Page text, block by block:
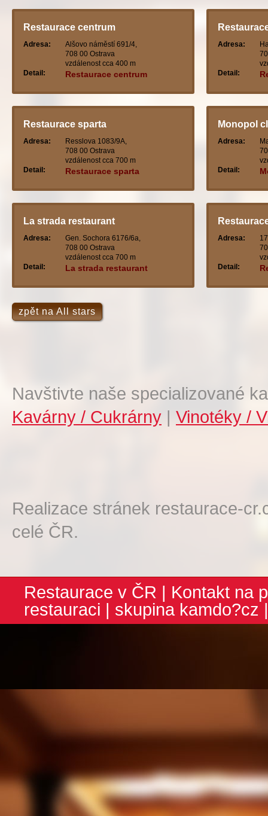
Restaurace centrum
Adresa:
Alšovo náměstí 691/4,
708 00 Ostrava
vzdálenost cca 400 m
Detail:
Restaurace centrum
Adresa:
Detail:
Restaurace sparta
Adresa:
Resslova 1083/9A,
708 00 Ostrava
vzdálenost cca 700 m
Detail:
Restaurace sparta
Monopol
Adresa:
Detail:
La strada restaurant
Adresa:
Gen. Sochora 6176/6a,
708 00 Ostrava
vzdálenost cca 700 m
Detail:
La strada restaurant
Adresa:
Detail:
zpět na All stars
Navštivte naše specializované
Kavárny / Cukrárny | Vinotéky /
Realizace stránek restaurace-
celé ČR.
Restaurace v ČR | Kontakt na
restauraci | skupina kamdo?cz |